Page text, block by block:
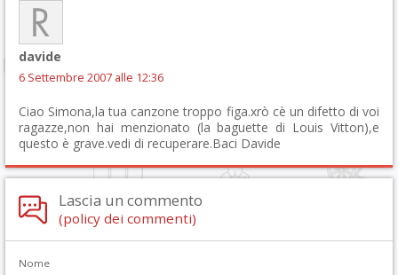
davide
6 Settembre 2007 alle 12:36
Ciao Simona,la tua canzone troppo figa.xrò cè un difetto di voi
ragazze,non hai menzionato (la baguette di Louis Vitton),e
questo è grave.vedi di recuperare.Baci Davide
Lascia un commento
(policy dei commenti)
Nome